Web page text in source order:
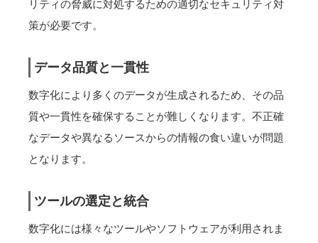
リティの脅威に対処するための適切なセキュリティ対
策が必要です。
データ品質と一貫性
数字化により多くのデータが生成されるため、その品
質や一貫性を確保することが難しくなります。不正確
なデータや異なるソースからの情報の食い違いが問題
となります。
ツールの選定と統合
数字化には様々なツールやソフトウェアが利用されま